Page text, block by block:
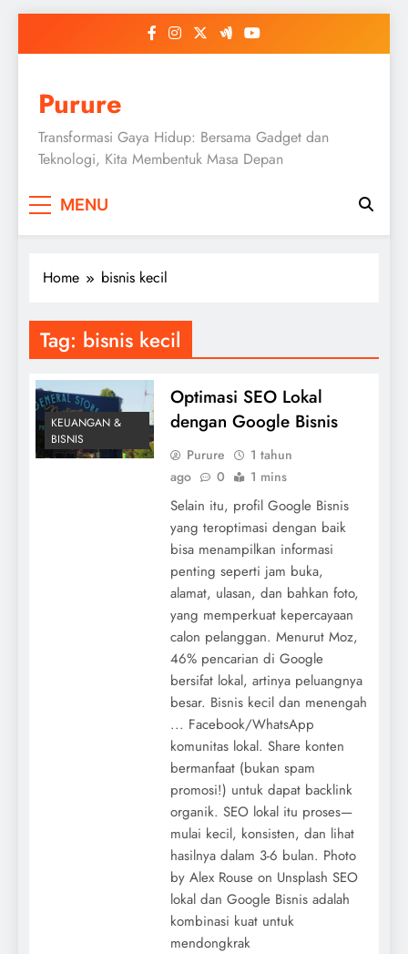
Purure
Transformasi Gaya Hidup: Bersama Gadget dan
Teknologi, Kita Membentuk Masa Depan
MENU
Home bisnis kecil
Tag: bisnis kecil
KEUANGAN &
BISNIS
Optimasi SEO Lokal
dengan Google Bisnis
Purure
1 tahun
ago
0 1 mins
Selain itu, profil Google Bisnis
yang teroptimasi dengan baik
bisa menampilkan informasi
penting seperti jam buka,
alamat, ulasan, dan bahkan foto,
yang memperkuat kepercayaan
calon pelanggan. Menurut Moz,
46% pencarian di Google
bersifat lokal, artinya peluangnya
besar. Bisnis kecil dan menengah
... Facebook/WhatsApp
komunitas lokal. Share konten
bermanfaat (bukan spam
promosi!) untuk dapat backlink
organik. SEO lokal itu proses—
mulai kecil, konsisten, dan lihat
hasilnya dalam 3-6 bulan. Photo
by Alex Rouse on Unsplash SEO
lokal dan Google Bisnis adalah
kombinasi kuat untuk
mendongkrak